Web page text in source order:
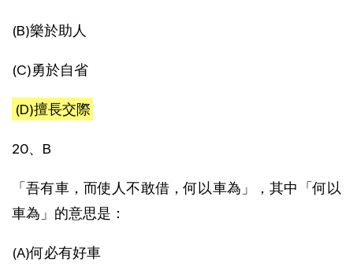
(B)樂於助人
(C)勇於自省
(D)擅長交際
20、B
「吾有車，而使人不敢借，何以車為」，其中「何以
車為」的意思是：
(A)何必有好車